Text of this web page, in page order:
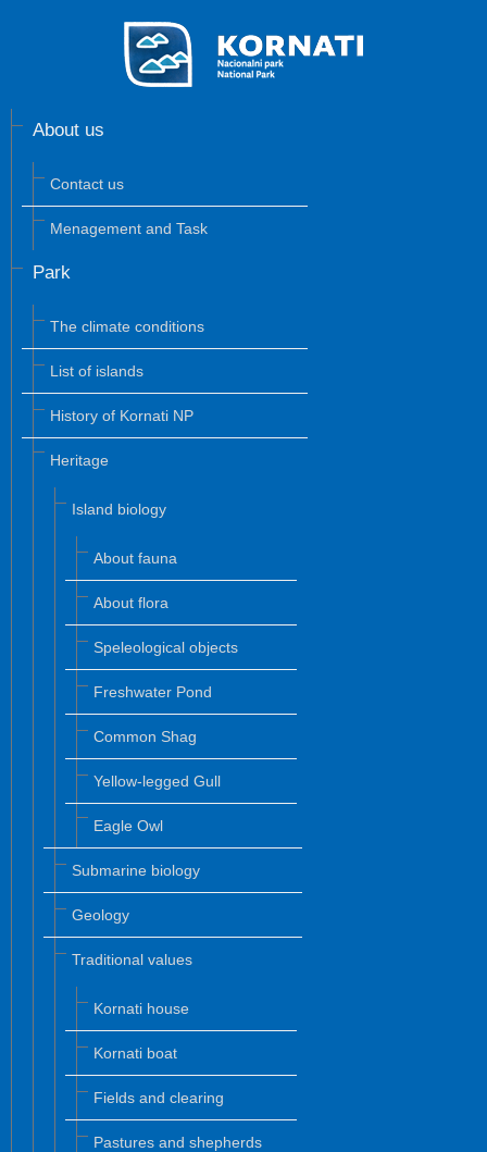
About us
Contact us
Menagement and Task
Park
The climate conditions
List of islands
History of Kornati NP
Heritage
Island biology
About fauna
About flora
Speleological objects
Freshwater Pond
Common Shag
Yellow-legged Gull
Eagle Owl
Submarine biology
Geology
Traditional values
Kornati house
Kornati boat
Fields and clearing
Pastures and shepherds